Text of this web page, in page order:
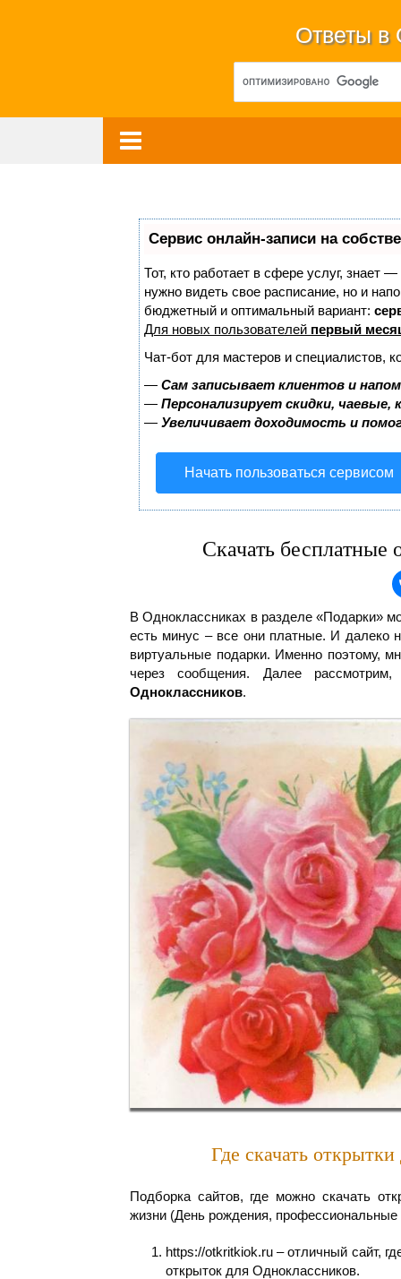
Ответы в
Сервис онлайн-записи на
Тот, кто работает в сфере услуг, знает
нужно видеть свое расписание, но и
бюджетный и оптимальный вариант:
Для новых пользователей первый
Чат-бот для мастеров и специалистов,
— Сам записывает клиентов и
— Персонализирует скидки,
— Увеличивает доходимость и
Начать пользоваться сервисом
Скачать бесплатные
В Одноклассниках в разделе «Подарки»
есть минус – все они платные. И далеко
виртуальные подарки. Именно поэтому,
через сообщения. Далее
Одноклассников.
Где скачать
Подборка сайтов, где можно скачать
жизни (День рождения, профессиональные
https://otkritkiok.ru – отличный сайт,
открыток для Одноклассников.